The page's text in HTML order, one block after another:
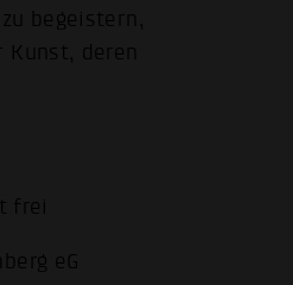
begeistern,
Kunst, deren
frei
eG